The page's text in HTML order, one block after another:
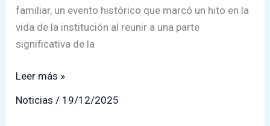
familiar, un evento histórico que marcó un hito en la
vida de la institución al reunir a una parte
significativa de la
Color,
Leer más »
Noticias / 19/12/2025